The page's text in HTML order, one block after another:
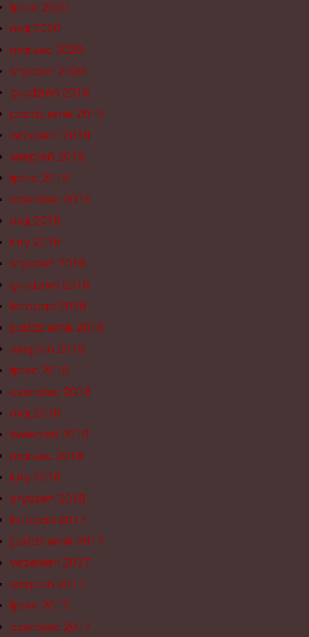
lipiec 2020
maj 2020
marzec 2020
styczeń 2020
grudzień 2019
październik 2019
wrzesień 2019
sierpień 2019
lipiec 2019
czerwiec 2019
maj 2019
luty 2019
styczeń 2019
grudzień 2018
listopad 2018
październik 2018
sierpień 2018
lipiec 2018
czerwiec 2018
maj 2018
kwiecień 2018
marzec 2018
luty 2018
styczeń 2018
listopad 2017
październik 2017
wrzesień 2017
sierpień 2017
lipiec 2017
czerwiec 2017